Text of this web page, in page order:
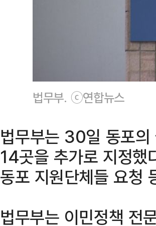
법무부. ⓒ연합뉴스
법무부는 30일 동포의
14곳을 추가로 지정했
동포 지원단체들 요청
법무부는 이민정책 전